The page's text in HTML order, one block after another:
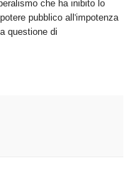
che ha inibito lo
pubblico all 'impotenza
questione di